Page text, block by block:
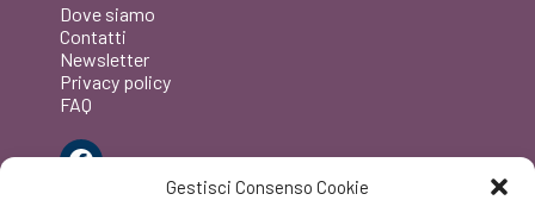
Gestisci Consenso Cookie
Dove siamo
Contatti
Newsletter
Privacy policy
FAQ